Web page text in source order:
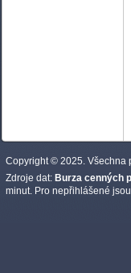
Copyright © 2025. Všechna
Zdroje dat: Burza cenných
minut. Pro nepřihlášené